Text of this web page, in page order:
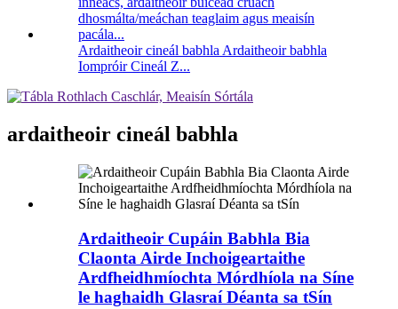
Ardaitheoir cineál babhla Ardaitheoir babhla
Iompróir Cineál Z...
ardaitheoir cineál babhla
Ardaitheoir Cupáin Babhla Bia
Claonta Airde Inchoigeartaithe
Ardfheidhmíochta Mórdhíola na Síne
le haghaidh Glasraí Déanta sa tSín